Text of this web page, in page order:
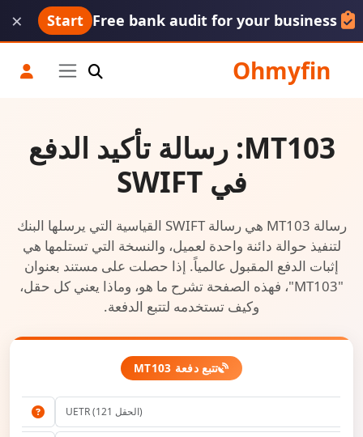
Free bank audit for your business
Start
×
Ohmyfin
MT103: رسالة تأكيد الدفع
في SWIFT
رسالة MT103 هي رسالة SWIFT القياسية التي يرسلها البنك
لتنفيذ حوالة دائنة واحدة لعميل، والنسخة التي تستلمها هي
إثبات الدفع المقبول عالمياً. إذا حصلت على مستند بعنوان
"MT103"، فهذه الصفحة تشرح ما هو، وماذا يعني كل حقل،
وكيف تستخدمه لتتبع الدفعة.
تتبع دفعة MT103